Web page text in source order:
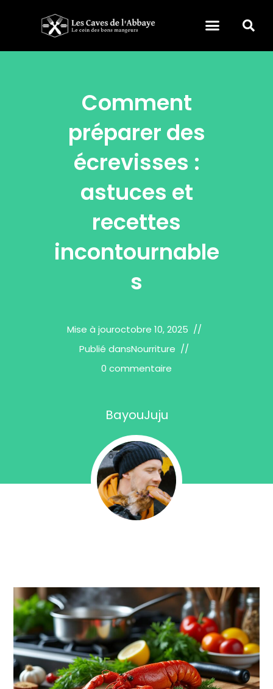
Comment
préparer des
écrevisses :
astuces et
recettes
incontournable
s
Mise à jouroctobre 10, 2025
Publié dansNourriture
0 commentaire
BayouJuju